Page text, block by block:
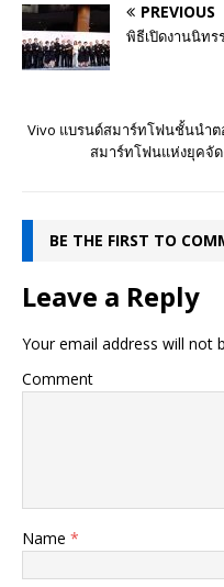
PREVIOUS
พิธีเปิดงานนิทร
Vivo แบรนด์สมาร์ทโฟนชั้นนำ
สมาร์ทโฟนแห่งยุคจัด
BE THE FIRST TO
Leave a Reply
Your email address will not
Comment
Name *